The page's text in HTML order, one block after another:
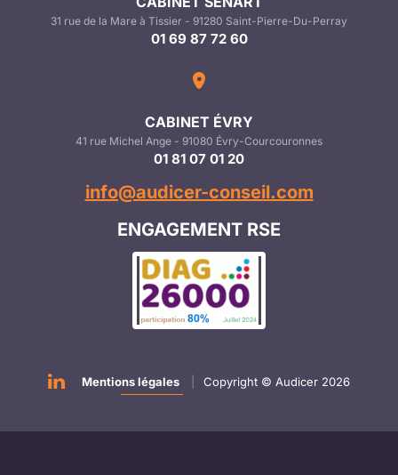
31 rue de la Mare à Tissier - 91280 Saint-Pierre-Du-Perray
01 69 87 72 60
CABINET ÉVRY
41 rue Michel Ange - 91080 Évry-Courcouronnes
01 81 07 01 20
info@audicer-conseil.com
ENGAGEMENT RSE
Mentions légales Copyright © Audicer 2026